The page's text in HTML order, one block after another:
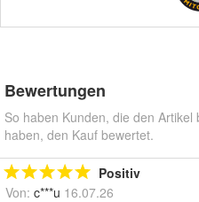
Bewertungen
So haben Kunden, die den
haben, den Kauf bewertet.
Positiv
Von: c***u 16.07.26